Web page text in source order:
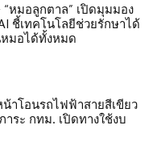
หมอลูกตาล” เปิดมุมมอง
ชี้เทคโนโลยีช่วยรักษาได้
มอได้ทั้งหมด
น้าโอนรถไฟฟ้าสายสีเขียว
ระ กทม. เปิดทางใช้งบ